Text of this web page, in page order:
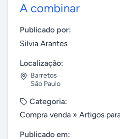
A combinar
Publicado por:
Silvia Arantes
Localização:
Barretos
São Paulo
Categoria:
Compra venda » Artigos
Publicado em: